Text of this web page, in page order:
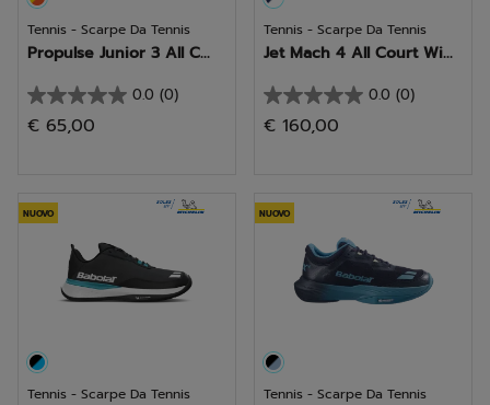
Tennis - Scarpe Da Tennis
Propulse Junior 3 All C...
0.0 (0)
0.0
su
€ 65,00
Tennis - Scarpe Da Tennis
Jet Mach 4 All Court Wi...
0.0 (0)
0.0
su
€ 160,00
NUOVO
Tennis - Scarpe Da Tennis
NUOVO
Tennis - Scarpe Da Tennis